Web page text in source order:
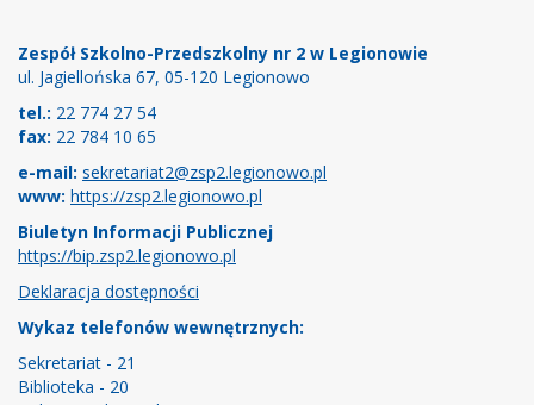
Zespół Szkolno-Przedszkolny nr 2 w Legionowie
ul. Jagiellońska 67, 05-120 Legionowo
tel.: 22 774 27 54
fax: 22 784 10 65
e-mail: sekretariat2@zsp2.legionowo.pl
www: https://zsp2.legionowo.pl
Biuletyn Informacji Publicznej
https://bip.zsp2.legionowo.pl
Deklaracja dostępności
Wykaz telefonów wewnętrznych:
Sekretariat - 21
Biblioteka - 20